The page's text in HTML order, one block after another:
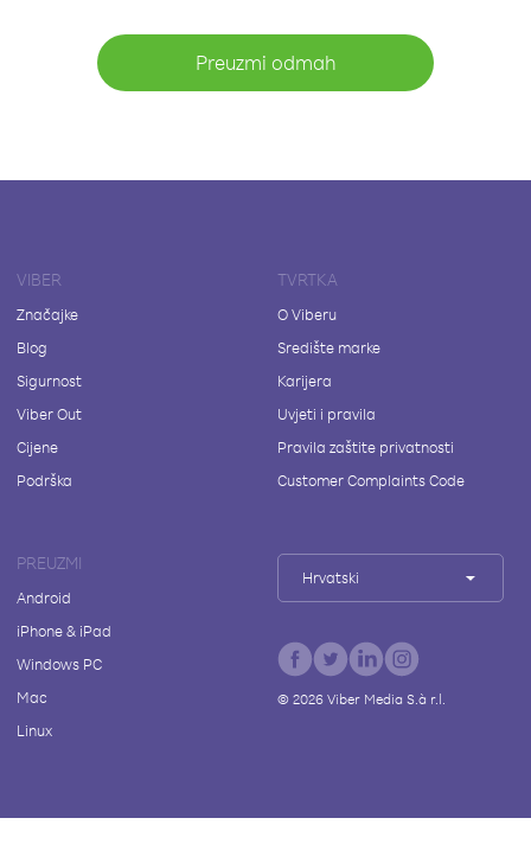
Preuzmi odmah
VIBER
Značajke
Blog
Sigurnost
Viber Out
Cijene
Podrška
TVRTKA
O Viberu
Središte marke
Karijera
Uvjeti i pravila
Pravila zaštite privatnosti
Customer Complaints Code
PREUZMI
Android
iPhone & iPad
Windows PC
Mac
Linux
Hrvatski
© 2026Viber Media S.à r.l.